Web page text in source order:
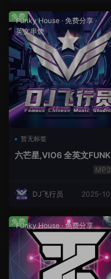
Funky House · 免费分享·
英文串烧
暂无标签
六芒星,VIO6 全英文FUNK
DJ飞行员 2025-
免费
Funky House·免费分享
免费